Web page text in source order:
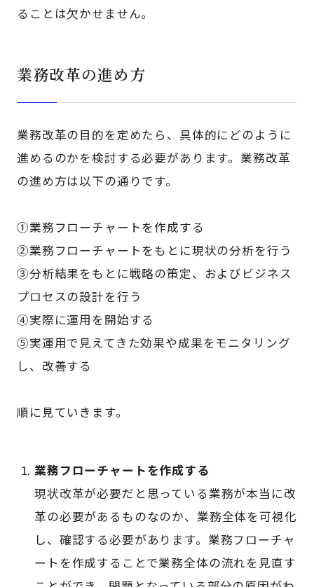
ることは欠かせません。
業務改革の進め方
業務改革の目的を定めたら、具体的にどのように
進めるのかを検討する必要があります。業務改革
の進め方は以下の通りです。
①業務フローチャートを作成する
②業務フローチャートをもとに現状の分析を行う
③分析結果をもとに戦略の策定、およびビジネス
プロセスの設計を行う
④実際に運用を開始する
⑤実運用で見えてきた効果や成果をモニタリング
し、改善する
順に見ていきます。
業務フローチャートを作成する
現状改革が必要だと思っている業務が本当に改
革の必要があるものなのか、業務全体を可視化
し、確認する必要があります。業務フローチャ
ートを作成することで業務全体の流れを見直す